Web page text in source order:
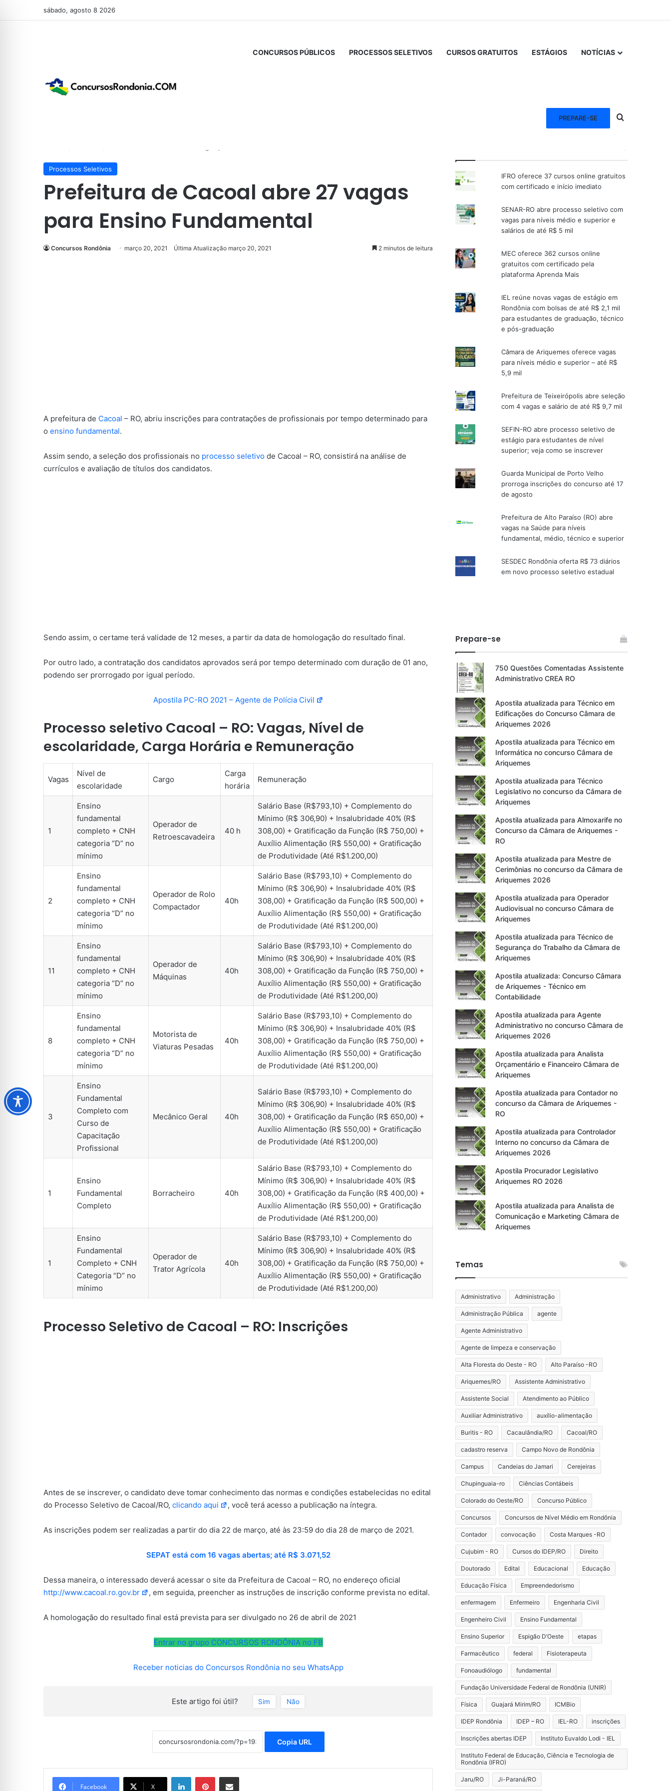
sábado, agosto 8 2026
CONCURSOS PÚBLICOS PROCESSOS SELETIVOS CURSOS GRATUITOS ESTÁGIOS NOTÍCIAS
PREPARE-SE Procurar por
Processos Seletivos
Prefeitura de Cacoal abre 27 vagas
para Ensino Fundamental
Concursos Rondônia março 20, 2021 Última Atualização março 20, 2021 2 minutos de leitura
A prefeitura de Cacoal – RO, abriu inscrições para contratações de profissionais por tempo determinado para
o ensino fundamental.
Assim sendo, a seleção dos profissionais no processo seletivo de Cacoal – RO, consistirá na análise de
currículos e avaliação de títulos dos candidatos.
Sendo assim, o certame terá validade de 12 meses, a partir da data de homologação do resultado final.
Por outro lado, a contratação dos candidatos aprovados será por tempo determinado com duração de 01 ano,
podendo ser prorrogado por igual período.
Apostila PC-RO 2021 – Agente de Polícia Civil
Processo seletivo Cacoal – RO: Vagas, Nível de
escolaridade, Carga Horária e Remuneração
Vagas
Nível de
escolaridade
Cargo
Carga
horária
Remuneração
1
Ensino
fundamental
completo + CNH
categoria “D” no
mínimo
Operador de
Retroescavadeira
40 h
Salário Base (R$793,10) + Complemento do
Mínimo (R$ 306,90) + Insalubridade 40% (R$
308,00) + Gratificação da Função (R$ 750,00) +
Auxílio Alimentação (R$ 550,00) + Gratificação
de Produtividade (Até R$1.200,00)
2
Ensino
fundamental
completo + CNH
categoria “D” no
mínimo
Operador de Rolo
Compactador
40h
Salário Base (R$793,10) + Complemento do
Mínimo (R$ 306,90) + Insalubridade 40% (R$
308,00) + Gratificação da Função (R$ 500,00) +
Auxílio Alimentação (R$ 550,00) + Gratificação
de Produtividade (Até R$1.200,00)
11
Ensino
fundamental
completo + CNH
categoria “D” no
mínimo
Operador de
Máquinas
40h
Salário Base (R$793,10) + Complemento do
Mínimo (R$ 306,90) + Insalubridade 40% (R$
308,00) + Gratificação da Função (R$ 750,00) +
Auxílio Alimentação (R$ 550,00) + Gratificação
de Produtividade (Até R$1.200,00)
8
Ensino
fundamental
completo + CNH
categoria “D” no
mínimo
Motorista de
Viaturas Pesadas
40h
Salário Base (R$793,10) + Complemento do
Mínimo (R$ 306,90) + Insalubridade 40% (R$
308,00) + Gratificação da Função (R$ 750,00) +
Auxílio Alimentação (R$ 550,00) + Gratificação
de Produtividade (Até R$1.200,00)
3
Ensino
Fundamental
Completo com
Curso de
Capacitação
Profissional
Mecânico Geral 40h
Salário Base (R$793,10) + Complemento do
Mínimo (R$ 306,90) + Insalubridade 40% (R$
308,00) + Gratificação da Função (R$ 650,00) +
Auxílio Alimentação (R$ 550,00) + Gratificação
de Produtividade (Até R$1.200,00)
1
Ensino
Fundamental
Completo
Borracheiro 40h
Salário Base (R$793,10) + Complemento do
Mínimo (R$ 306,90) + Insalubridade 40% (R$
308,00) + Gratificação da Função (R$ 400,00) +
Auxílio Alimentação (R$ 550,00) + Gratificação
de Produtividade (Até R$1.200,00)
1
Ensino
Fundamental
Completo + CNH
Categoria “D” no
mínimo
Operador de
Trator Agrícola
40h
Salário Base (R$793,10) + Complemento do
Mínimo (R$ 306,90) + Insalubridade 40% (R$
308,00) + Gratificação da Função (R$ 750,00) +
Auxílio Alimentação (R$ 550,00) + Gratificação
de Produtividade (Até R$1.200,00)
Processo Seletivo de Cacoal – RO: Inscrições
Antes de se inscrever, o candidato deve tomar conhecimento das normas e condições estabelecidas no edital
do Processo Seletivo de Cacoal/RO, clicando aqui , você terá acesso a publicação na íntegra.
As inscrições podem ser realizadas a partir do dia 22 de março, até às 23:59 do dia 28 de março de 2021.
SEPAT está com 16 vagas abertas; até R$ 3.071,52
Dessa maneira, o interessado deverá acessar o site da Prefeitura de Cacoal – RO, no endereço oficial
http://www.cacoal.ro.gov.br
, em seguida, preencher as instruções de inscrição conforme prevista no edital.
A homologação do resultado final está prevista para ser divulgado no 26 de abril de 2021
Entrar no grupo CONCURSOS RONDÔNIA no FB
Receber noticias do Concursos Rondônia no seu WhatsApp
Este artigo foi útil? Sim Não
Copia URL
Facebook X
LinkedinPinterestCompartilhar via e-mail
IFRO oferece 37 cursos online gratuitos
com certificado e início imediato
SENAR-RO abre processo seletivo com
vagas para níveis médio e superior e
salários de até R$ 5 mil
MEC oferece 362 cursos online
gratuitos com certificado pela
plataforma Aprenda Mais
IEL reúne novas vagas de estágio em
Rondônia com bolsas de até R$ 2,1 mil
para estudantes de graduação, técnico
e pós-graduação
Câmara de Ariquemes oferece vagas
para níveis médio e superior – até R$
5,9 mil
Prefeitura de Teixeirópolis abre seleção
com 4 vagas e salário de até R$ 9,7 mil
SEFIN-RO abre processo seletivo de
estágio para estudantes de nível
superior; veja como se inscrever
Guarda Municipal de Porto Velho
prorroga inscrições do concurso até 17
de agosto
Prefeitura de Alto Paraíso (RO) abre
vagas na Saúde para níveis
fundamental, médio, técnico e superior
SESDEC Rondônia oferta R$ 73 diários
em novo processo seletivo estadual
Prepare-se
750 Questões Comentadas Assistente
Administrativo CREA RO
Apostila atualizada para Técnico em
Edificações do Concurso Câmara de
Ariquemes 2026
Apostila atualizada para Técnico em
Informática no concurso Câmara de
Ariquemes
Apostila atualizada para Técnico
Legislativo no concurso da Câmara de
Ariquemes
Apostila atualizada para Almoxarife no
Concurso da Câmara de Ariquemes -
RO
Apostila atualizada para Mestre de
Cerimônias no concurso da Câmara de
Ariquemes 2026
Apostila atualizada para Operador
Audiovisual no concurso Câmara de
Ariquemes
Apostila atualizada para Técnico de
Segurança do Trabalho da Câmara de
Ariquemes
Apostila atualizada: Concurso Câmara
de Ariquemes - Técnico em
Contabilidade
Apostila atualizada para Agente
Administrativo no concurso Câmara de
Ariquemes 2026
Apostila atualizada para Analista
Orçamentário e Financeiro Câmara de
Ariquemes
Apostila atualizada para Contador no
concurso da Câmara de Ariquemes -
RO
Apostila atualizada para Controlador
Interno no concurso da Câmara de
Ariquemes 2026
Apostila Procurador Legislativo
Ariquemes RO 2026
Apostila atualizada para Analista de
Comunicação e Marketing Câmara de
Ariquemes
Temas
Administrativo Administração
Administração Pública agente
Agente Administrativo
Agente de limpeza e conservação
Alta Floresta do Oeste - RO Alto Paraíso -RO
Ariquemes/RO Assistente Administrativo
Assistente Social Atendimento ao Público
Auxiliar Administrativo auxílio-alimentação
Buritis - RO Cacaulândia/RO Cacoal/RO
cadastro reserva Campo Novo de Rondônia
Campus Candeias do Jamari Cerejeiras
Chupinguaia-ro Ciências Contábeis
Colorado do Oeste/RO Concurso Público
Concursos Concursos de Nível Médio em Rondônia
Contador convocação Costa Marques -RO
Cujubim - RO Cursos do IDEP/RO Direito
Doutorado Edital Educacional Educação
Educação Física Empreendedorismo
enfermagem Enfermeiro Engenharia Civil
Engenheiro Civil Ensino Fundamental
Ensino Superior Espigão D’Oeste etapas
Farmacêutico federal Fisioterapeuta
Fonoaudiólogo fundamental
Fundação Universidade Federal de Rondônia (UNIR)
Física Guajará Mirim/RO ICMBio
IDEP Rondônia IDEP – RO IEL-RO inscrições
Inscrições abertas IDEP Instituto Euvaldo Lodi - IEL
Instituto Federal de Educação, Ciência e Tecnologia de
Rondônia (IFRO)
Jaru/RO Ji-Paraná/RO